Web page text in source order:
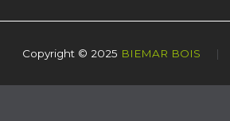
Copyright © 2025 BIEMAR BOIS |